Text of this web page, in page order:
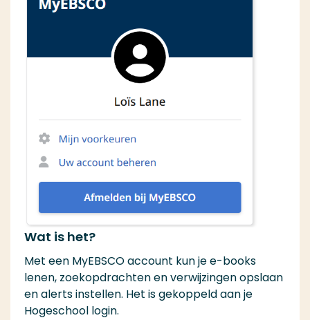
Wat is het?
Met een MyEBSCO account kun je e-books
lenen, zoekopdrachten en verwijzingen opslaan
en alerts instellen. Het is gekoppeld aan je
Hogeschool login.